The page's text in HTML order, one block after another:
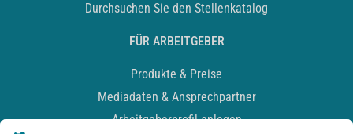
Durchsuchen Sie den Stellenkatalog
FÜR ARBEITGEBER
Produkte & Preise
Mediadaten & Ansprechpartner
Arbeitgeberprofil anlegen